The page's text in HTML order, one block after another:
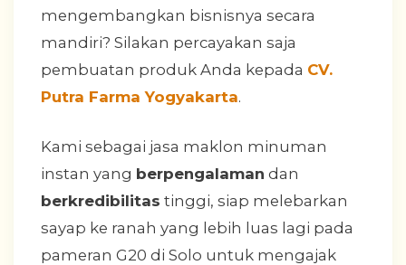
mengembangkan bisnisnya secara
mandiri? Silakan percayakan saja
pembuatan produk Anda kepada CV.
Putra Farma Yogyakarta.
Kami sebagai jasa maklon minuman
instan yang berpengalaman dan
berkredibilitas tinggi, siap melebarkan
sayap ke ranah yang lebih luas lagi pada
pameran G20 di Solo untuk mengajak